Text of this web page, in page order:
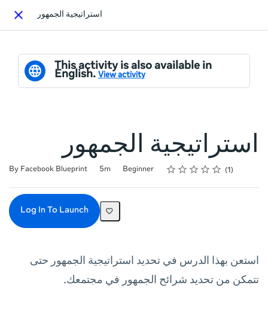
Close
استراتيجية الجمهور
This activity is also available in
English. View activity
استراتيجية الجمهور
By Facebook Blueprint
Duration 5m
Difficulty Beginner Rating
1 star
2 stars
3 stars
4 stars
5 stars
Average rating: 5.0 1
1 review
Log In To Launch
استعن بهذا الدرس في تحديد استراتيجية الجمهور حتى
تتمكن من تحديد شرائح الجمهور في مجتمعك.